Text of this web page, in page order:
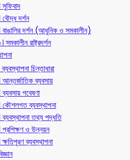
সুফিবাদ
বৌদ্ধ দর্শন
বাঙালির দর্শন (আধুনিক ও সমকালীন)
সমকালীন রাষ্ট্রদর্শন
চিন্তাধারা
আন্তর্জাতিক ব্যবসায়
গবেষণা
কৌশলগত ব্যবস্থাপনা
ব্যবস্থাপনা তথ্য পদ্ধতি
প্রশিক্ষণ ও উন্নয়ন
ক্ষতিপূরণ ব্যবস্থাপনা